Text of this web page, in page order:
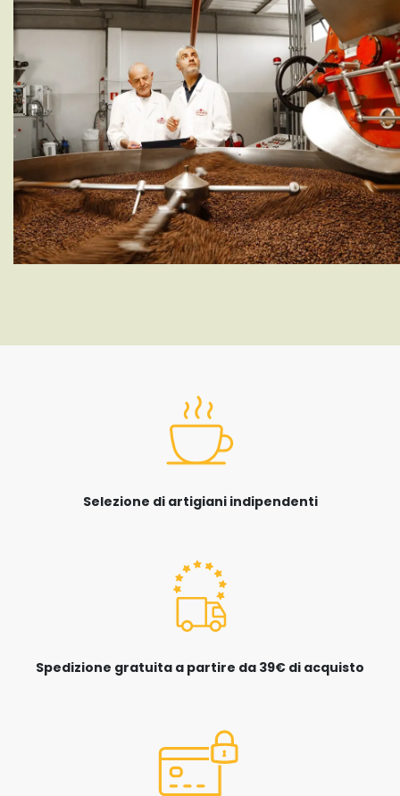
Selezione di artigiani indipendenti
Spedizione gratuita a partire da 39€ di acquisto